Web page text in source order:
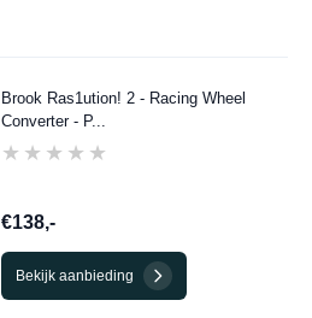
Brook Ras1ution! 2 - Racing Wheel
Converter - P...
★★★★★
★★★★★
€138,-
Bekijk aanbieding